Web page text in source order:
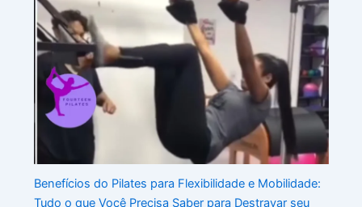
Benefícios do Pilates para Flexibilidade e Mobilidade:
Tudo o que Você Precisa Saber para Destravar seu